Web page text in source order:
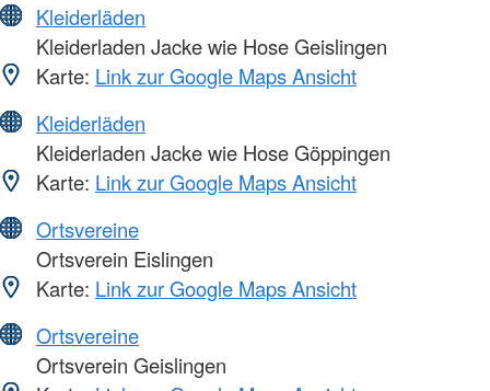
Kleiderläden
Kleiderladen Jacke wie Hose Geislingen
Karte: Link zur Google Maps Ansicht
Kleiderläden
Kleiderladen Jacke wie Hose Göppingen
Karte: Link zur Google Maps Ansicht
Ortsvereine
Ortsverein Eislingen
Karte: Link zur Google Maps Ansicht
Ortsvereine
Ortsverein Geislingen